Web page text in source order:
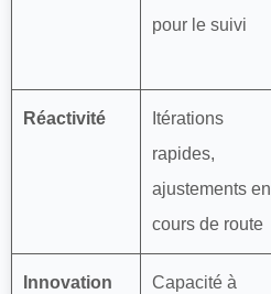
pour le suivi
Réactivité
Itérations
rapides,
ajustements en
cours de route
Innovation
Capacité à